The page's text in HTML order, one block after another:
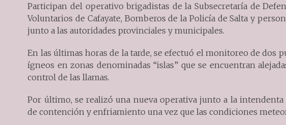
Participan del operativo brigadistas de la Subsecretaría de
Voluntarios de Cafayate, Bomberos de la Policía de Salta y
junto a las autoridades provinciales y municipales.
En las últimas horas de la tarde, se efectuó el monitoreo de dos
ígneos en zonas denominadas “islas” que se encuentran
control de las llamas.
Por último, se realizó una nueva operativa junto a la intendenta
de contención y enfriamiento una vez que las condiciones